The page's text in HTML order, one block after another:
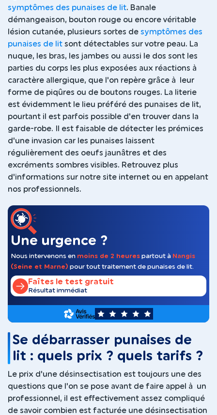
symptômes des punaises de lit. Banale
démangeaison, bouton rouge ou encore véritable
lésion cutanée, plusieurs sortes de symptômes des
punaises de lit sont détectables sur votre peau. La
nuque, les bras, les jambes ou aussi le dos sont les
parties du corps les plus exposées aux réactions à
caractère allergique, que l'on repère grâce à leur
forme de piqûres ou de boutons rouges. La literie
est évidemment le lieu préféré des punaises de lit,
pourtant il est parfois possible d'en trouver dans la
garde-robe. Il est faisable de détecter les prémices
d'une invasion car les punaises laissent
régulièrement des oeufs jaunâtres et des
excréments sombres visibles. Retrouvez plus
d'informations sur notre site internet ou en appelant
nos professionnels.
Une urgence ?
Nous intervenons en moins de 2 heures partout à Nangis
(Seine et Marne) pour tout traitement de punaises de lit.
Faîtes le test gratuit
Résultat immédiat
5
Se débarrasser punaises de
lit : quels prix ? quels tarifs ?
Le prix d'une désinsectisation est toujours une des
questions que l'on se pose avant de faire appel à un
professionnel, il est effectivement assez compliqué
de savoir combien est facturée une désinsectisation